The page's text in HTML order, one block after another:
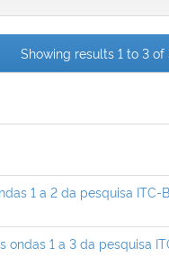
Showing results 1 to 3 of
1 a 2 da pesquisa ITC-
ondas 1 a 3 da pesquisa